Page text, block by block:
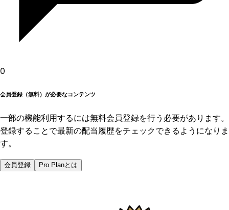
0
会員登録（無料）が必要なコンテンツ
一部の機能利用するには無料会員登録を行う必要があります。
登録することで最新の配当履歴をチェックできるようになりま
す。
会員登録 Pro Planとは